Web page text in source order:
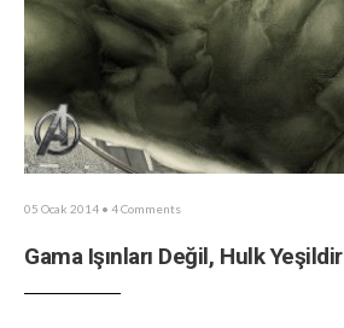
05 Ocak 2014 • 4 Comments
Gama Işınları Değil, Hulk Yeşildir